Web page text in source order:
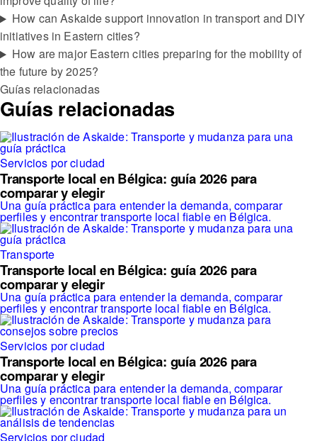
How can Askaide support innovation in transport and DIY
initiatives in Eastern cities?
How are major Eastern cities preparing for the mobility of
the future by 2025?
Guías relacionadas
Guías relacionadas
Servicios por ciudad
Transporte local en Bélgica: guía 2026 para
comparar y elegir
Una guía práctica para entender la demanda, comparar
perfiles y encontrar transporte local fiable en Bélgica.
Transporte
Transporte local en Bélgica: guía 2026 para
comparar y elegir
Una guía práctica para entender la demanda, comparar
perfiles y encontrar transporte local fiable en Bélgica.
Servicios por ciudad
Transporte local en Bélgica: guía 2026 para
comparar y elegir
Una guía práctica para entender la demanda, comparar
perfiles y encontrar transporte local fiable en Bélgica.
Servicios por ciudad